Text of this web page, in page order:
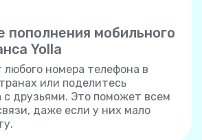
пополнения мобильного
Yolla
любого номера телефона в
или поделитесь
с друзьями. Это поможет всем
даже если у них мало